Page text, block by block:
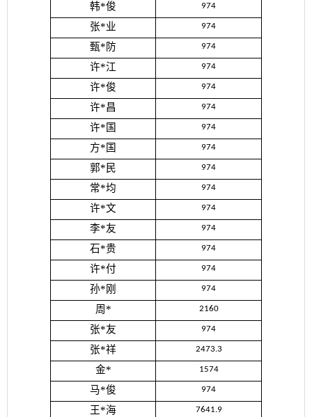
韩*俊 974
张*业 974
甄*防 974
许*江 974
许*俊 974
许*昌 974
许*国 974
方*国 974
郭*民 974
常*均 974
许*文 974
李*友 974
石*贵 974
许*付 974
孙*刚 974
周* 2160
张*友 974
张*祥 2473.3
金* 1574
马*俊 974
王*海 7641.9